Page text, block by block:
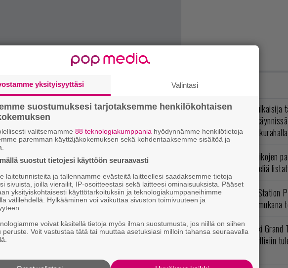
kahvitauolla puhutaan! Nappaa ajankohtaiset
tästä.
Rakastettu julkaisija
valtavat alet
klassikoita pikkurahalla
25 kaikkien aikojen
supersankaripeliä
Elokuun PlayStation
ilmestyivät –
Huomio, kaikki Grand
odottajat: Netflixiin
yksityisyyttäsi Valintasi
suostumuksesi tarjotaksemme henkilökohtaisen
valitsemamme 88 teknologiakumppania hyödynnämme henkilötietoja
paremman käyttäjäkokemuksen sekä kohdentaaksemme sisältöä ja
suostut tietojesi käyttöön seuraavasti
laitetunnisteita ja tallennamme evästeitä laitteellesi saadaksemme tietoja
sivuista, joilla vierailit, IP-osoitteestasi sekä laitteesi ominaisuuksista. Pääset
yksityiskohtaisesti käyttötarkoituksiin ja teknologiakumppaneihimme
välilehdellä. Hylkääminen voi vaikuttaa sivuston toimivuuteen ja
voivat käsitellä tietoja myös ilman suostumusta, jos niillä on siihen
peruste. Voit vastustaa tätä tai muuttaa asetuksiasi milloin tahansa seuraavalla